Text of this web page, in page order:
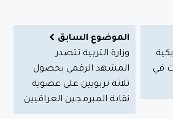
في
الموضوع السابق
وزارة التربية تتصدر
المشهد الرقمي بحصول
ثلاثة تربويين على عضوية
نقابة المبرمجين العراقيين